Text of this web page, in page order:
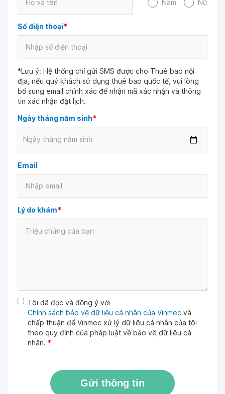
Nam Nữ
Số điện thoại*
*Lưu ý: Hệ thống chỉ gửi SMS được cho Thuê bao nội
địa, nếu quý khách sử dụng thuê bao quốc tế, vui lòng
bổ sung email chính xác để nhận mã xác nhận và thông
tin xác nhận đặt lịch.
Ngày tháng năm sinh*
Ngày tháng năm sinh
Email
Lý do khám*
Tôi đã đọc và đồng ý với
Chính sách bảo vệ dữ liệu cá nhân của Vinmec và
chấp thuận để Vinmec xử lý dữ liệu cá nhân của tôi
theo quy định của pháp luật về bảo vệ dữ liệu cá
nhân. *
Gửi thông tin